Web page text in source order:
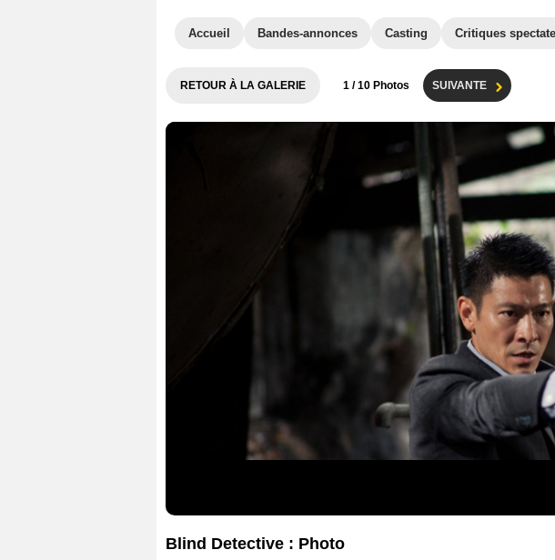
Accueil Bandes-annonces Casting Critiques
RETOUR À LA GALERIE 1 / 10 Photos SUIVANTE
Blind Detective : Photo